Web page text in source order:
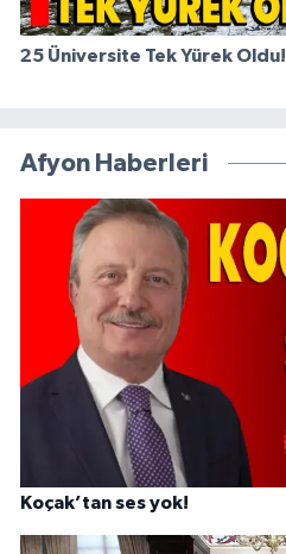
25 Üniversite Tek Yürek Oldu!
Afyon Haberleri
Koçak’tan ses yok!